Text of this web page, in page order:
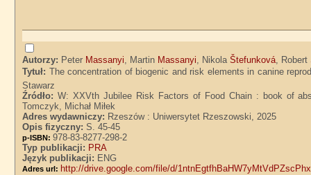
Autorzy: Peter Massanyi, Martin Massanyi, NikolaŠtefunková, Robert
Tytuł: The concentration of biogenic and risk elements in canine
Stawarz
Źródło:W: XXVth Jubilee Risk Factors of Food Chain : book of
Tomczyk, Michał Miłek
Adres wydawniczy: Rzeszów : Uniwersytet Rzeszowski, 2025
Opis fizyczny:S. 45-45
p-ISBN:978-83-8277-298-2
Typ publikacji: PRA
Język publikacji: ENG
Adres url: http://drive.google.com/file/d/